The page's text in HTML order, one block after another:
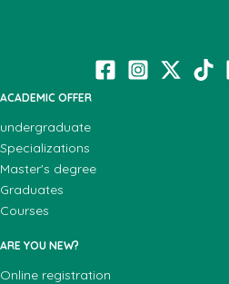
ACADEMIC OFFER
undergraduate
Specializations
Master's degree
Graduates
Courses
ARE YOU NEW?
Online registration